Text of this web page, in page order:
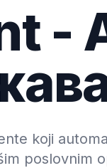
-
koji
poslovnim